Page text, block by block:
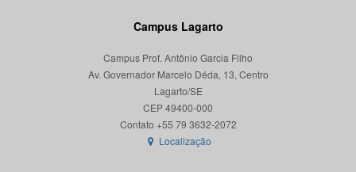
Campus Lagarto
Campus Prof. Antônio Garcia Filho
Av. Governador Marcelo Déda, 13, Centro
Lagarto/SE
CEP 49400-000
Localização